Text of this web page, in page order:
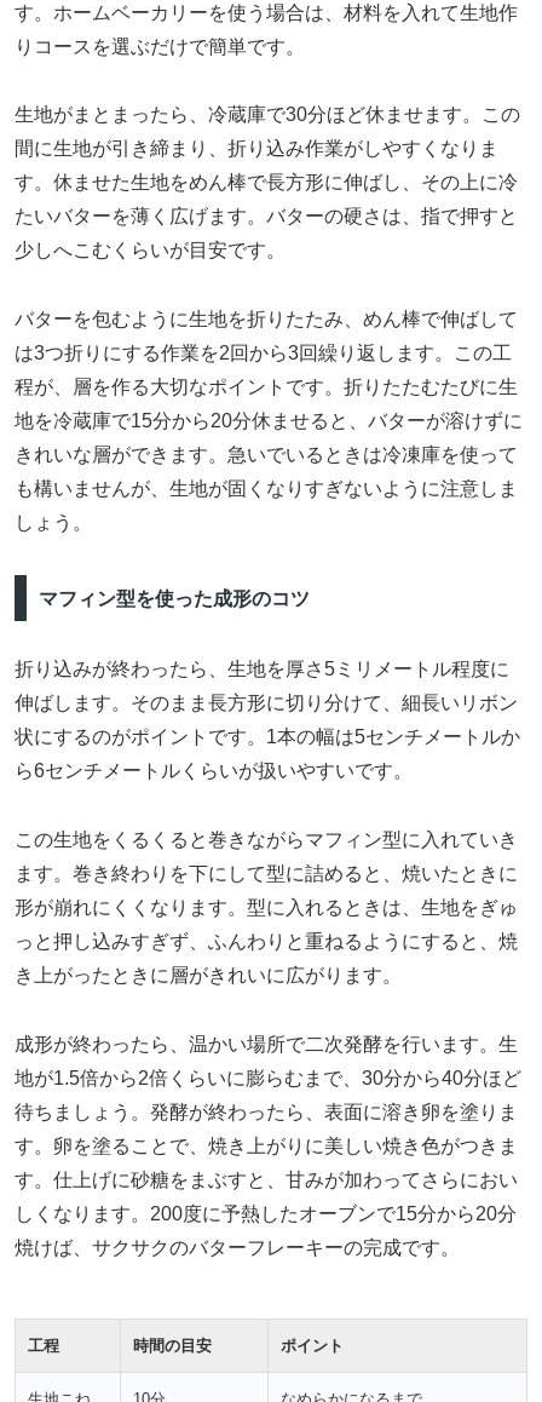
す。ホームベーカリーを使う場合は、材料を入れて生地作
りコースを選ぶだけで簡単です。
生地がまとまったら、冷蔵庫で30分ほど休ませます。この
間に生地が引き締まり、折り込み作業がしやすくなりま
す。休ませた生地をめん棒で長方形に伸ばし、その上に冷
たいバターを薄く広げます。バターの硬さは、指で押すと
少しへこむくらいが目安です。
バターを包むように生地を折りたたみ、めん棒で伸ばして
は3つ折りにする作業を2回から3回繰り返します。この工
程が、層を作る大切なポイントです。折りたたむたびに生
地を冷蔵庫で15分から20分休ませると、バターが溶けずに
きれいな層ができます。急いでいるときは冷凍庫を使って
も構いませんが、生地が固くなりすぎないように注意しま
しょう。
マフィン型を使った成形のコツ
折り込みが終わったら、生地を厚さ5ミリメートル程度に
伸ばします。そのまま長方形に切り分けて、細長いリボン
状にするのがポイントです。1本の幅は5センチメートルか
ら6センチメートルくらいが扱いやすいです。
この生地をくるくると巻きながらマフィン型に入れていき
ます。巻き終わりを下にして型に詰めると、焼いたときに
形が崩れにくくなります。型に入れるときは、生地をぎゅ
っと押し込みすぎず、ふんわりと重ねるようにすると、焼
き上がったときに層がきれいに広がります。
成形が終わったら、温かい場所で二次発酵を行います。生
地が1.5倍から2倍くらいに膨らむまで、30分から40分ほど
待ちましょう。発酵が終わったら、表面に溶き卵を塗りま
す。卵を塗ることで、焼き上がりに美しい焼き色がつきま
す。仕上げに砂糖をまぶすと、甘みが加わってさらにおい
しくなります。200度に予熱したオーブンで15分から20分
焼けば、サクサクのバターフレーキーの完成です。
工程 時間の目安 ポイント